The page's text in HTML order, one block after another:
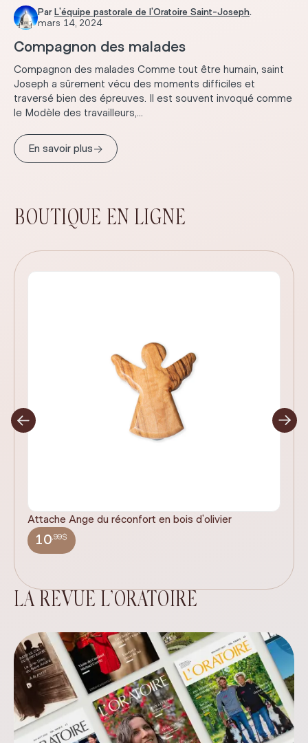
Par L'équipe pastorale de l'Oratoire Saint-Joseph.
mars 14, 2024
Compagnon des malades
Compagnon des malades Comme tout être humain, saint
Joseph a sûrement vécu des moments difficiles et
traversé bien des épreuves. Il est souvent invoqué comme
le Modèle des travailleurs,...
En savoir plus→
BOUTIQUE EN LIGNE
Attache Ange du réconfort en bois d'olivier
10,99$
LA REVUE L’ORATOIRE